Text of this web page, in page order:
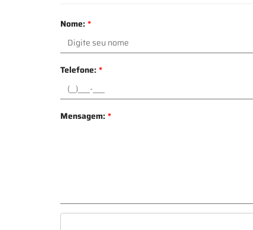
Nome:*
Telefone:*
Mensagem:*